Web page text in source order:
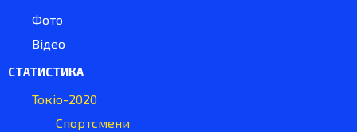
Фото
Відео
СТАТИСТИКА
Токіо-2020
Спортсмени